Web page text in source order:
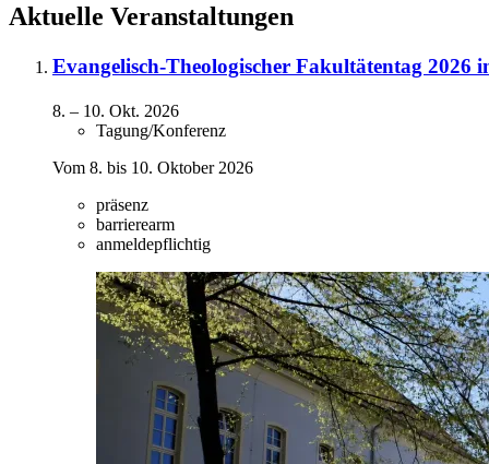
Aktuelle Veranstaltungen
Evangelisch-Theologischer Fakultätentag 2026
8. – 10. Okt. 2026
Tagung/Konferenz
Vom 8. bis 10. Oktober 2026
präsenz
barrierearm
anmeldepflichtig